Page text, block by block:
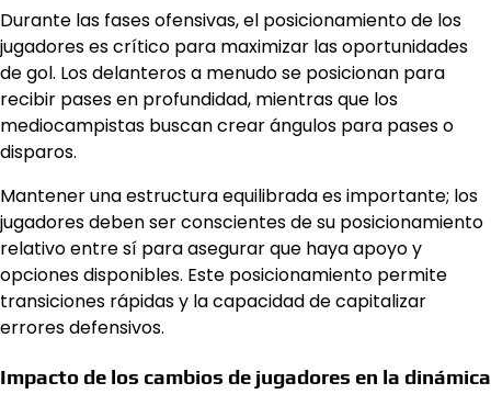
Durante las fases ofensivas, el posicionamiento de los
jugadores es crítico para maximizar las oportunidades
de gol. Los delanteros a menudo se posicionan para
recibir pases en profundidad, mientras que los
mediocampistas buscan crear ángulos para pases o
disparos.
Mantener una estructura equilibrada es importante; los
jugadores deben ser conscientes de su posicionamiento
relativo entre sí para asegurar que haya apoyo y
opciones disponibles. Este posicionamiento permite
transiciones rápidas y la capacidad de capitalizar
errores defensivos.
Impacto de los cambios de jugadores en la dinámica